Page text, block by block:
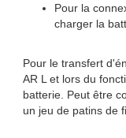
Pour la
charger la
Pour le transfert
AR L et lors du
batterie. Peut être
un jeu de patins de